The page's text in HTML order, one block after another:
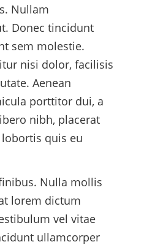
Nullam
Donec tincidunt
sem molestie.
nisi dolor, facilisis
Aenean
porttitor dui, a
nibh, placerat
quis eu
Nulla mollis
lorem dictum
vel vitae
ullamcorper